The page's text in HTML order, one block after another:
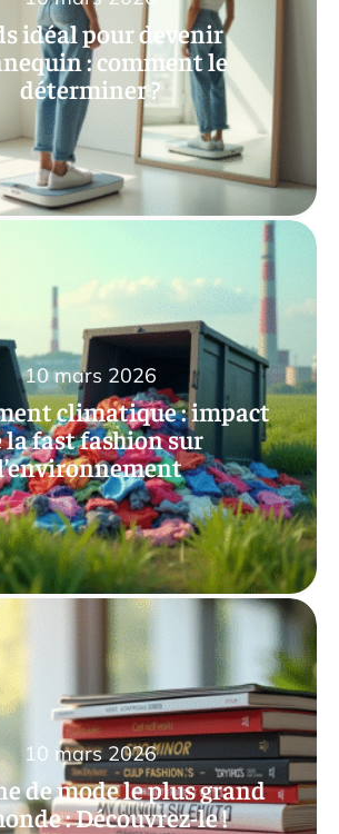
idéal pour devenir
: comment le
déterminer ?
climatique : impact
la fast fashion sur
10 mars 2026
de mode le plus grand
: Découvrez-le !
10 mars 2026